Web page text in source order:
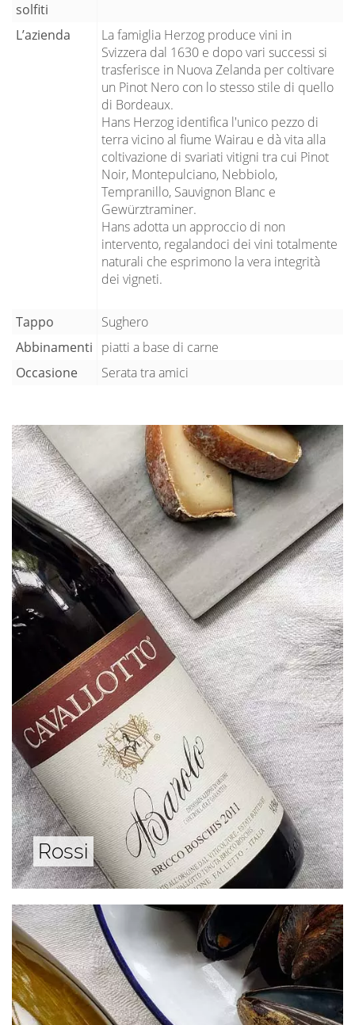
solfiti
L’azienda
La famiglia Herzog produce vini in
Svizzera dal 1630 e dopo vari successi si
trasferisce in Nuova Zelanda per coltivare
un Pinot Nero con lo stesso stile di quello
di Bordeaux.
Hans Herzog identifica l'unico pezzo di
terra vicino al fiume Wairau e dà vita alla
coltivazione di svariati vitigni tra cui Pinot
Noir, Montepulciano, Nebbiolo,
Tempranillo, Sauvignon Blanc e
Gewürztraminer.
Hans adotta un approccio di non
intervento, regalandoci dei vini totalmente
naturali che esprimono la vera integrità
dei vigneti.
Tappo
Sughero
Abbinamenti piatti a base di carne
Occasione
Serata tra amici
Rossi